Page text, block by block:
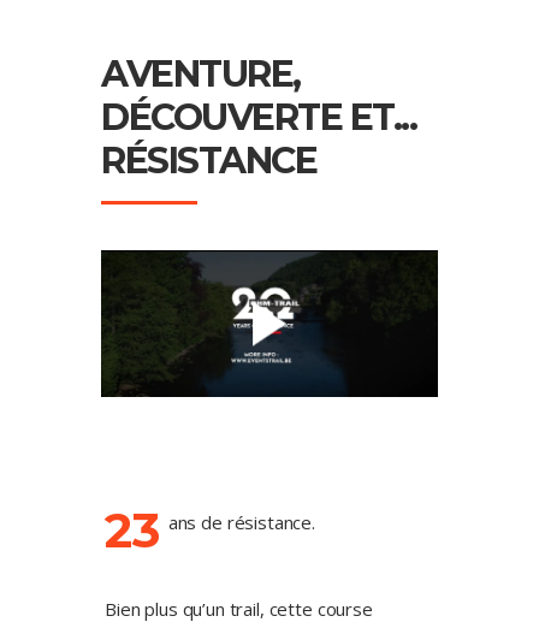
AVENTURE,
DÉCOUVERTE ET...
RÉSISTANCE
23 ans de résistance.
Bien plus qu’un trail, cette course